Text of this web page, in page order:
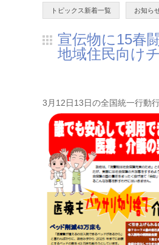
トピックス新着一覧 お知ら
宣伝物に15春
地域住民向け
3月12日13日の全国統一行動